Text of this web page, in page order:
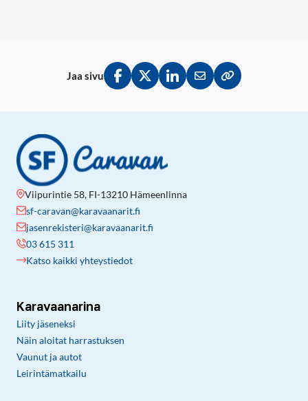
Jaa sivu
Jaa Facebookissa
Jaa Twitterissä
Jaa LinkedInissä
Jaa sähköpostitse
Kopioi linkki
Viipurintie 58, FI-13210 Hämeenlinna
sf-caravan@karavaanarit.fi
jasenrekisteri@karavaanarit.fi
03 615 311
Katso kaikki yhteystiedot
Karavaanarina
Liity jäseneksi
Näin aloitat harrastuksen
Vaunut ja autot
Leirintämatkailu